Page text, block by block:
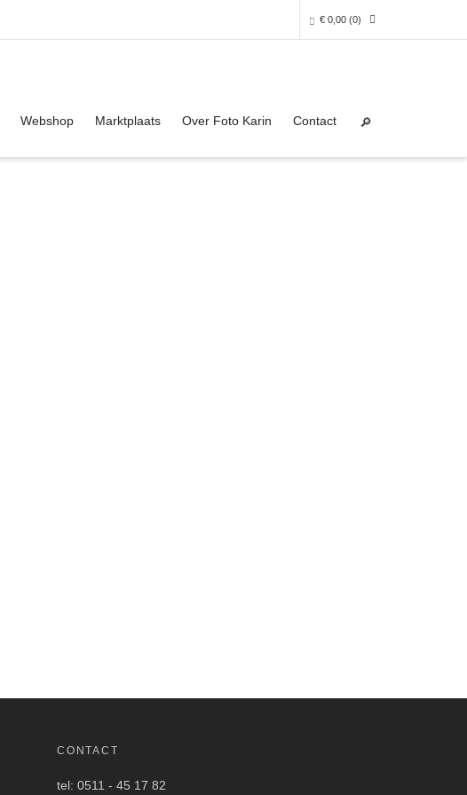
€ 0,00 (0)
Webshop Marktplaats Over Foto Karin Contact
CONTACT
tel: 0511 - 45 17 82